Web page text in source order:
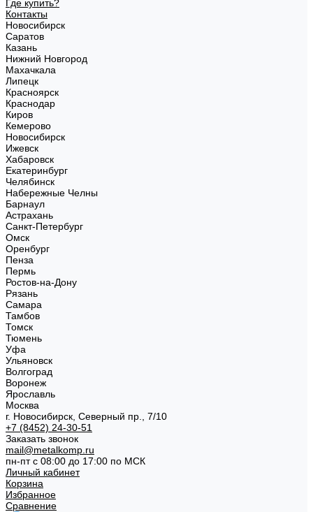
Где купить?
Контакты
Новосибирск
Саратов
Казань
Нижний Новгород
Махачкала
Липецк
Красноярск
Краснодар
Киров
Кемерово
Новосибирск
Ижевск
Хабаровск
Екатеринбург
Челябинск
Набережные Челны
Барнаул
Астрахань
Санкт-Петербург
Омск
Оренбург
Пенза
Пермь
Ростов-на-Дону
Рязань
Самара
Тамбов
Томск
Тюмень
Уфа
Ульяновск
Волгоград
Воронеж
Ярославль
Москва
г. Новосибирск, Северный пр., 7/10
+7 (8452) 24-30-51
Заказать звонок
mail@metalkomp.ru
пн-пт с 08:00 до 17:00 по МСК
Личный кабинет
Корзина
Избранное
Сравнение